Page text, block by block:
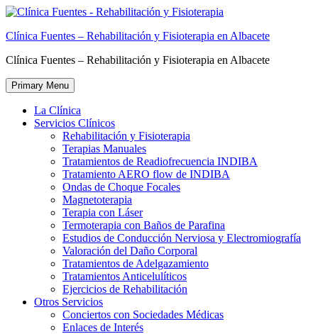
Skip
content
Clínica Fuentes – Rehabilitación y Fisioterapia en Albacete
Clínica Fuentes – Rehabilitación y Fisioterapia en Albacete
Primary Menu
La Clínica
Servicios Clínicos
Rehabilitación y Fisioterapia
Terapias Manuales
Tratamientos de Readiofrecuencia INDIBA
Tratamiento AERO flow de INDIBA
Ondas de Choque Focales
Magnetoterapia
Terapia con Láser
Termoterapia con Baños de Parafina
Estudios de Conducción Nerviosa y Electromiografía
Valoración del Daño Corporal
Tratamientos de Adelgazamiento
Tratamientos Anticelulíticos
Ejercicios de Rehabilitación
Otros Servicios
Conciertos con Sociedades Médicas
Enlaces de Interés